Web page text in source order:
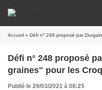
Accueil » Défi n° 248 proposé par
Défi n° 248 proposé
graines" pour les
Publié le 29/03/2021 à 08:25